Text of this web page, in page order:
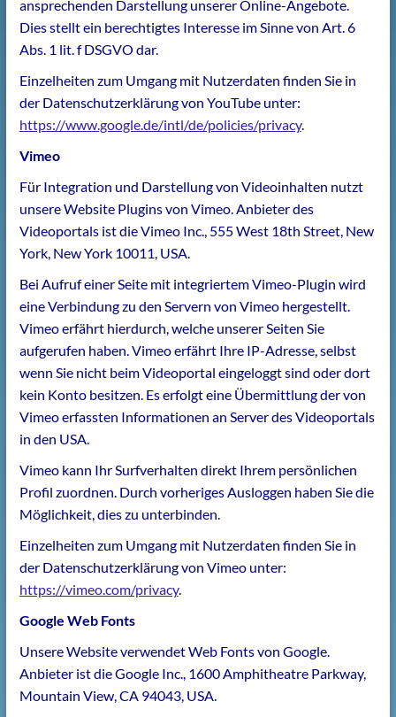
ansprechenden Darstellung unserer Online-Angebote.
Dies stellt ein berechtigtes Interesse im Sinne von Art. 6
Abs. 1 lit. f DSGVO dar.
Einzelheiten zum Umgang mit Nutzerdaten finden Sie in
der Datenschutzerklärung von YouTube unter:
https://www.google.de/intl/de/policies/privacy.
Vimeo
Für Integration und Darstellung von Videoinhalten nutzt
unsere Website Plugins von Vimeo. Anbieter des
Videoportals ist die Vimeo Inc., 555 West 18th Street, New
York, New York 10011, USA.
Bei Aufruf einer Seite mit integriertem Vimeo-Plugin wird
eine Verbindung zu den Servern von Vimeo hergestellt.
Vimeo erfährt hierdurch, welche unserer Seiten Sie
aufgerufen haben. Vimeo erfährt Ihre IP-Adresse, selbst
wenn Sie nicht beim Videoportal eingeloggt sind oder dort
kein Konto besitzen. Es erfolgt eine Übermittlung der von
Vimeo erfassten Informationen an Server des Videoportals
in den USA.
Vimeo kann Ihr Surfverhalten direkt Ihrem persönlichen
Profil zuordnen. Durch vorheriges Ausloggen haben Sie die
Möglichkeit, dies zu unterbinden.
Einzelheiten zum Umgang mit Nutzerdaten finden Sie in
der Datenschutzerklärung von Vimeo unter:
https://vimeo.com/privacy.
Google Web Fonts
Unsere Website verwendet Web Fonts von Google.
Anbieter ist die Google Inc., 1600 Amphitheatre Parkway,
Mountain View, CA 94043, USA.